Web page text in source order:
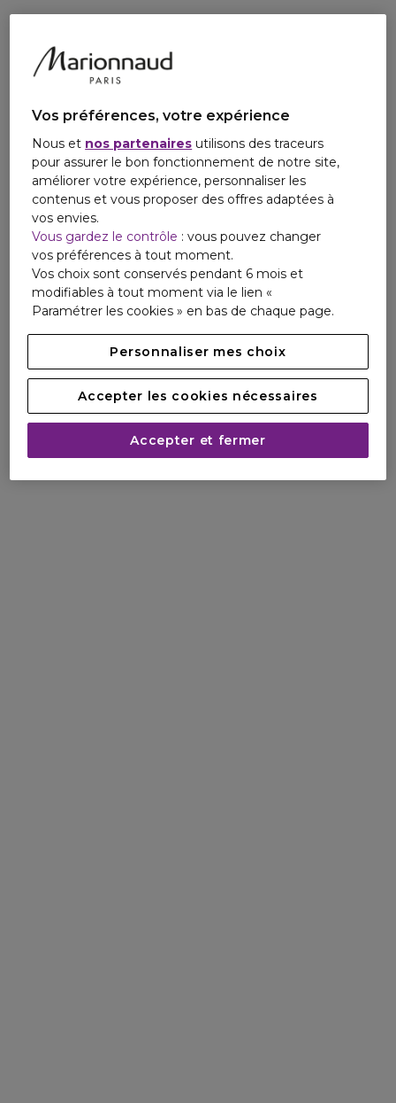
Le flacon aux douces courbes, surmonté d'un bouchon en
Capri.
Vos préférences, votre expérience
Nous et nos partenaires utilisons des traceurs
pour assurer le bon fonctionnement de notre site,
améliorer votre expérience, personnaliser les
contenus et vous proposer des offres adaptées à
vos envies.
Vous gardez le contrôle : vous pouvez changer
vos préférences à tout moment.
Vos choix sont conservés pendant 6 mois et
modifiables à tout moment via le lien «
Paramétrer les cookies » en bas de chaque page.
Personnaliser mes choix
Accepter les cookies nécessaires
Accepter et fermer